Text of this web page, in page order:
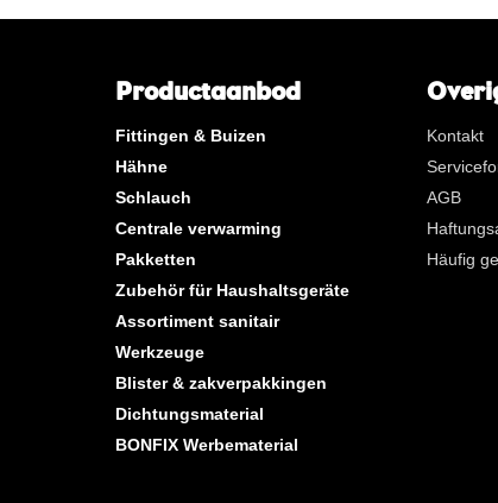
G
K
Poliertes Chrom
Productaanbod
Fittingen & Buizen
Hähne
Schlauch
Centrale verwarming
Pakketten
Zubehör für Haushaltsgeräte
Assortiment sanitair
Werkzeuge
Blister & zakverpakkingen
Dichtungsmaterial
BONFIX Werbematerial
Kontakt
AGB
Häufig